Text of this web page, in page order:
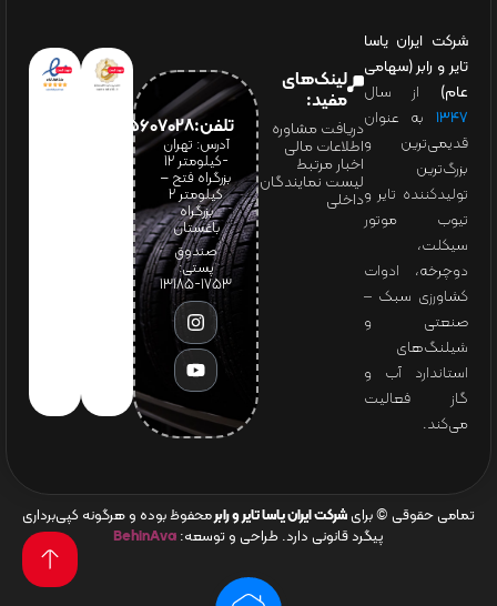
شرکت ایران یاسا
تایر و رابر (سهامی
عام) از سال
۱۳۴۷ به عنوان
قدیمی‌ترین و
بزرگ‌ترین
تولیدکننده تایر و
تیوب موتور
سیکلت،
دوچرخه، ادوات
کشاورزی سبک –
صنعتی و
شیلنگ‌های
استاندارد آب و
گاز فعالیت
می‌کند.
لینک‌های
مفید:
دریافت مشاوره
اطلاعات مالی
اخبار مرتبط
لیست نمایندگان
داخلی
تلفن:65607028(021)
آدرس: تهران
-کیلومتر 12
بزرگراه فتح –
کیلومتر ۲
بزرگراه
باغستان
صندوق
پستی:
1753-13185
تمامی حقوقی © برای شرکت ایران یاسا تایر و رابرمحفوظ بوده و هرگونه کپی‌برداری
پیگرد قانونی دارد. طراحی و توسعه: BehinAva